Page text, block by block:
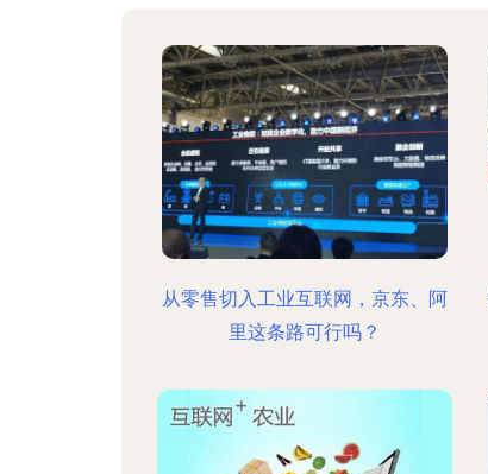
从零售切入工业互联网，京东、阿
里这条路可行吗？